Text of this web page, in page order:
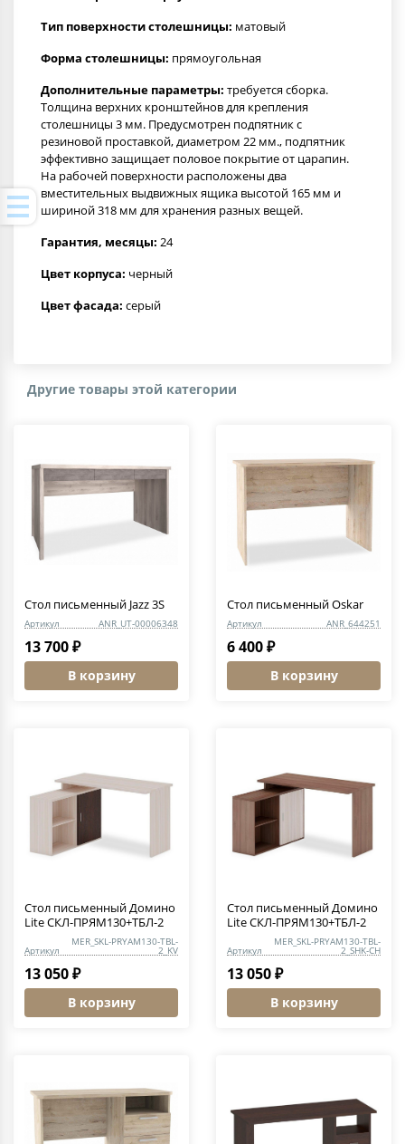
Тип поверхности столешницы: матовый
Форма столешницы: прямоугольная
Дополнительные параметры: требуется сборка.
Толщина верхних кронштейнов для крепления
столешницы 3 мм. Предусмотрен подпятник с
резиновой проставкой, диаметром 22 мм., подпятник
эффективно защищает половое покрытие от царапин.
На рабочей поверхности расположены два
вместительных выдвижных ящика высотой 165 мм и
шириной 318 мм для хранения разных вещей.
Гарантия, месяцы: 24
Цвет корпуса: черный
Цвет фасада: серый
Другие товары этой категории
Стол письменный Jazz 3S
Артикул ANR_UT-00006348
13 700 ₽
В корзину
Стол письменный Oskar
Артикул ANR_644251
6 400 ₽
В корзину
Стол письменный Домино
Lite СКЛ-ПРЯМ130+ТБЛ-2
Артикул
MER_SKL-PRYAM130-TBL-
2_KV
13 050 ₽
В корзину
Стол письменный Домино
Lite СКЛ-ПРЯМ130+ТБЛ-2
Артикул
MER_SKL-PRYAM130-TBL-
2_SHK-CH
13 050 ₽
В корзину